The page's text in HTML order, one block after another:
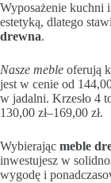
Wyposażenie kuchni
estetyką, dlatego
drewna.
Nasze meble oferują
jest w cenie od
w jadalni. Krzesło 4
130,00 zł–169,00 zł.
Wybierając meble
inwestujesz w
wygodę i